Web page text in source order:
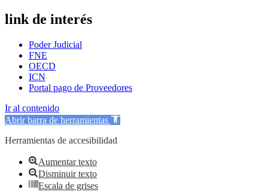
link de interés
Poder Judicial
FNE
OECD
ICN
Portal pago de Proveedores
Ir al contenido
Abrir barra de herramientas
Herramientas de accesibilidad
Aumentar texto
Disminuir texto
Escala de grises